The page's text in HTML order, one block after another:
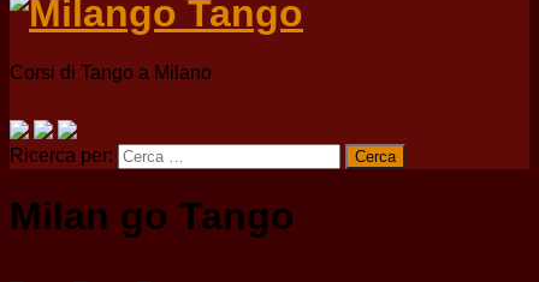
Corsi di Tango a Milano
Ricerca per:
Milan go Tango